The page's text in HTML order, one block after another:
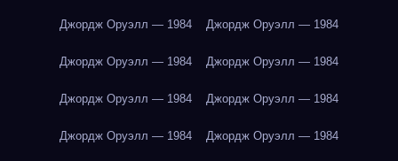
Джордж Оруэлл — 1984 Джордж Оруэлл — 1984
Джордж Оруэлл — 1984 Джордж Оруэлл — 1984
Джордж Оруэлл — 1984 Джордж Оруэлл — 1984
Джордж Оруэлл — 1984 Джордж Оруэлл — 1984